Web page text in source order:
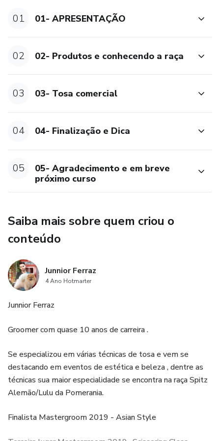
01 01- APRESENTAÇÃO
02 02- Produtos e conhecendo a raça
03 03- Tosa comercial
04 04- Finalização e Dica
05
05- Agradecimento e em breve
próximo curso
Saiba mais sobre quem criou o
conteúdo
Junnior Ferraz
4 Ano Hotmarter
Junnior Ferraz
Groomer com quase 10 anos de carreira .
Se especializou em várias técnicas de tosa e vem se
destacando em eventos de estética e beleza , dentre as
técnicas sua maior especialidade se encontra na raça Spitz
Alemão/Lulu da Pomerania.
Finalista Mastergroom 2019 - Asian Style